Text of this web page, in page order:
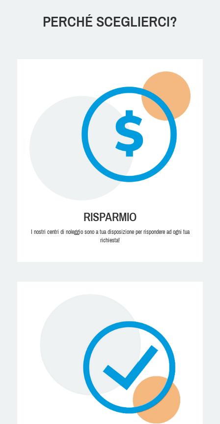
PERCHÉ SCEGLIERCI?
RISPARMIO
I nostri centri di noleggio sono a tua disposizione per rispondere ad ogni tua
richiesta!